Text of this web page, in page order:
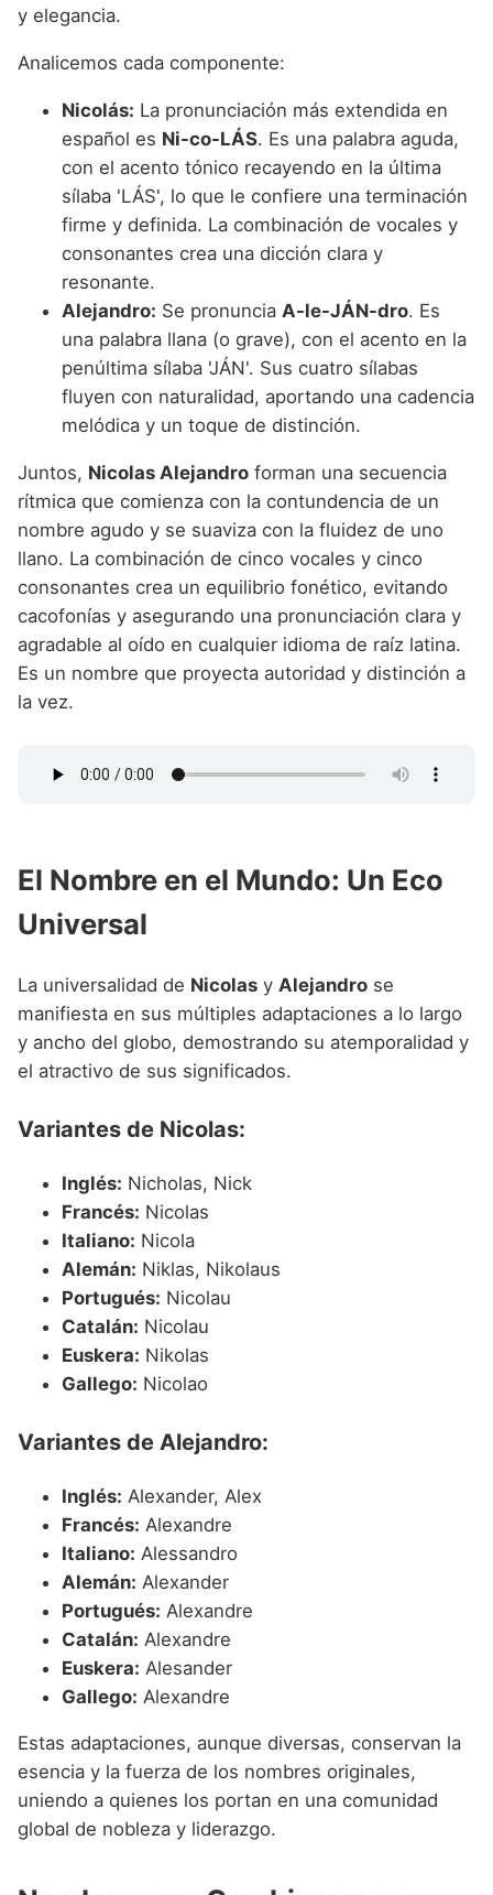
y elegancia.
Analicemos cada componente:
Nicolás: La pronunciación más extendida en
español es Ni-co-LÁS. Es una palabra aguda,
con el acento tónico recayendo en la última
sílaba 'LÁS', lo que le confiere una terminación
firme y definida. La combinación de vocales y
consonantes crea una dicción clara y
resonante.
Alejandro: Se pronuncia A-le-JÁN-dro. Es
una palabra llana (o grave), con el acento en la
penúltima sílaba 'JÁN'. Sus cuatro sílabas
fluyen con naturalidad, aportando una cadencia
melódica y un toque de distinción.
Juntos, Nicolas Alejandro forman una secuencia
rítmica que comienza con la contundencia de un
nombre agudo y se suaviza con la fluidez de uno
llano. La combinación de cinco vocales y cinco
consonantes crea un equilibrio fonético, evitando
cacofonías y asegurando una pronunciación clara y
agradable al oído en cualquier idioma de raíz latina.
Es un nombre que proyecta autoridad y distinción a
la vez.
El Nombre en el Mundo: Un Eco
Universal
La universalidad de Nicolas y Alejandro se
manifiesta en sus múltiples adaptaciones a lo largo
y ancho del globo, demostrando su atemporalidad y
el atractivo de sus significados.
Variantes de Nicolas:
Inglés: Nicholas, Nick
Francés: Nicolas
Italiano: Nicola
Alemán: Niklas, Nikolaus
Portugués: Nicolau
Catalán: Nicolau
Euskera: Nikolas
Gallego: Nicolao
Variantes de Alejandro:
Inglés: Alexander, Alex
Francés: Alexandre
Italiano: Alessandro
Alemán: Alexander
Portugués: Alexandre
Catalán: Alexandre
Euskera: Alesander
Gallego: Alexandre
Estas adaptaciones, aunque diversas, conservan la
esencia y la fuerza de los nombres originales,
uniendo a quienes los portan en una comunidad
global de nobleza y liderazgo.